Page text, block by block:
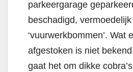
parkeergarage
beschadigd,
‘vuurwerkbommen’. Wat
afgestoken is niet
gaat het om dikke